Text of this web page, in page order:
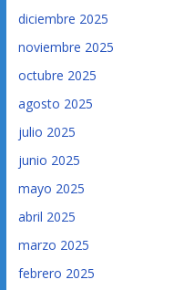
diciembre 2025
noviembre 2025
octubre 2025
agosto 2025
julio 2025
junio 2025
mayo 2025
abril 2025
marzo 2025
febrero 2025